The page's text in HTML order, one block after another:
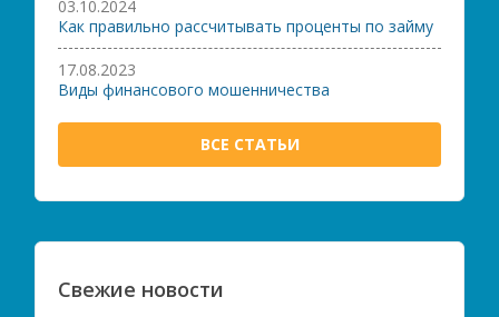
03.10.2024
Как правильно рассчитывать проценты по займу
17.08.2023
Виды финансового мошенничества
ВСЕ СТАТЬИ
Свежие новости